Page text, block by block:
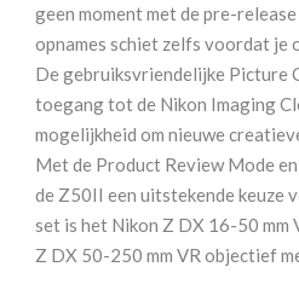
Z
50-
VR
aantal
geen moment met de pre-
opnames schiet zelfs voordat je
De gebruiksvriendelijke Picture
toegang tot de Nikon Imaging
mogelijkheid om nieuwe
Met de Product Review Mode
de Z50II een uitstekende keuze
set is het Nikon Z DX 16-50 mm
Z DX 50-250 mm VR objectief